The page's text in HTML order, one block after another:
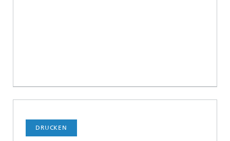
DRUCKEN